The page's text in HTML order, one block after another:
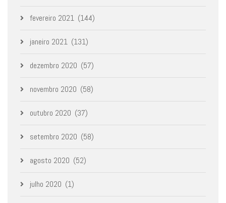
fevereiro 2021 (144)
janeiro 2021 (131)
dezembro 2020 (57)
novembro 2020 (58)
outubro 2020 (37)
setembro 2020 (58)
agosto 2020 (52)
julho 2020 (1)